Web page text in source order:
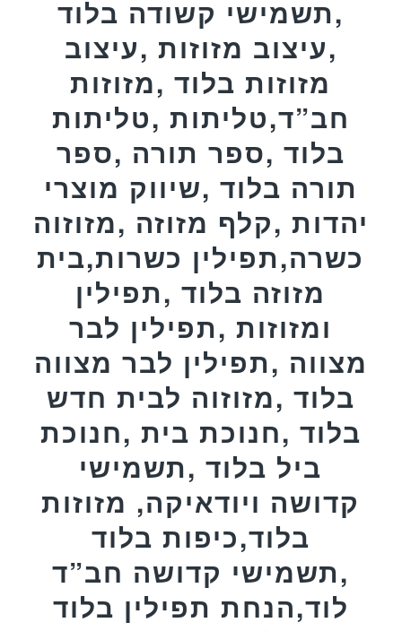
,תשמישי קשודה בלוד
,עיצוב מזוזות ,עיצוב
מזוזות בלוד ,מזוזות
חב”ד,טליתות ,טליתות
בלוד ,ספר תורה ,ספר
תורה בלוד ,שיווק מוצרי
יהדות ,קלף מזוזה ,מזוזוה
כשרה,תפילין כשרות,בית
מזוזה בלוד ,תפילין
ומזוזות ,תפילין לבר
מצווה ,תפילין לבר מצווה
בלוד ,מזוזוה לבית חדש
בלוד ,חנוכת בית ,חנוכת
ביל בלוד ,תשמישי
קדושה ויודאיקה, מזוזות
בלוד,כיפות בלוד
,תשמישי קדושה חב”ד
לוד,הנחת תפילין בלוד